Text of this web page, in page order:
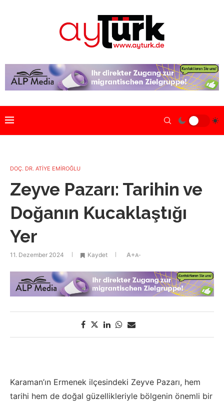
DOÇ. DR. ATİYE EMİROĞLU
Zeyve Pazarı: Tarihin ve
Doğanın Kucaklaştığı
Yer
11. Dezember 2024 Kaydet A+A-
Karaman’ın Ermenek ilçesindeki Zeyve Pazarı, hem
tarihi hem de doğal güzellikleriyle bölgenin önemli bir